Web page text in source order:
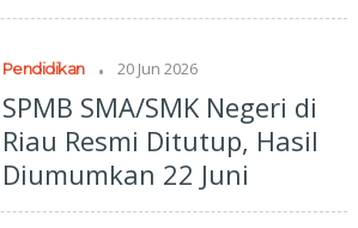
Pendidikan . 20 Jun 2026
SPMB SMA/SMK Negeri di
Riau Resmi Ditutup, Hasil
Diumumkan 22 Juni